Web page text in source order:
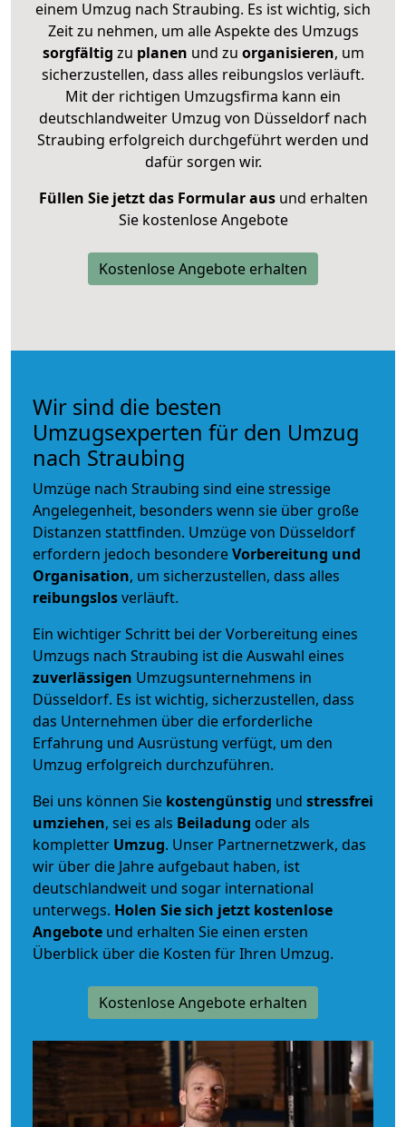
einem Umzug nach Straubing. Es ist wichtig, sich
Zeit zu nehmen, um alle Aspekte des Umzugs
sorgfältig zu planen und zu organisieren, um
sicherzustellen, dass alles reibungslos verläuft.
Mit der richtigen Umzugsfirma kann ein
deutschlandweiter Umzug von Düsseldorf nach
Straubing erfolgreich durchgeführt werden und
dafür sorgen wir.
Füllen Sie jetzt das Formular ausund erhalten
Sie kostenlose Angebote
Kostenlose Angebote erhalten
Wir sind die besten
Umzugsexperten für den Umzug
nach Straubing
Umzüge nach Straubing sind eine stressige
Angelegenheit, besonders wenn sie über große
Distanzen stattfinden. Umzüge von Düsseldorf
erfordern jedoch besondereVorbereitung und
Organisation, um sicherzustellen, dass alles
reibungslosverläuft.
Ein wichtiger Schritt bei der Vorbereitung eines
Umzugs nach Straubing ist die Auswahl eines
zuverlässigen Umzugsunternehmens in
Düsseldorf. Es ist wichtig, sicherzustellen, dass
das Unternehmen über die erforderliche
Erfahrung und Ausrüstung verfügt, um den
Umzug erfolgreich durchzuführen.
Bei uns können Sie kostengünstig und stressfrei
umziehen, sei es als Beiladung oder als
kompletter Umzug. Unser Partnernetzwerk, das
wir über die Jahre aufgebaut haben, ist
deutschlandweit und sogar international
unterwegs. Holen Sie sich jetzt kostenlose
Angebote und erhalten Sie einen ersten
Überblick über die Kosten für Ihren Umzug.
Kostenlose Angebote erhalten